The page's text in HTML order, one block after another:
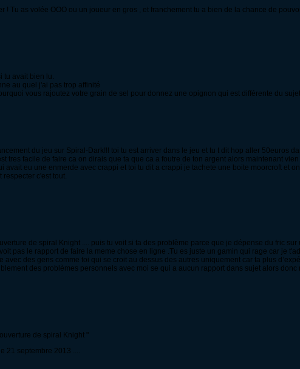
! Tu as volée OOO ou un joueur en gros , et franchement tu a bien de la chance de
tu avait bien lu.
au quel j'ai pas trop affinité
vous rajoutez votre grain de sel pour donnez une opignon qui est différente du
du jeu sur Spiral-Dark!!! toi tu est arriver dans le jeu et tu t dit hop aller 50euros
tres facile de faire ca on dirais que ta que ca a foutre de ton argent alors maintenant
avait eu une enmerde avec crappi et toi tu dit a crappi je tachete une boite moorcroft et
c'est tout.
de spiral Knight .... puis tu voit si ta des problème parce que je dépense du fric
pas le rapport de faire la meme chose en ligne .Tu es juste un gamin qui rage car je
avec des gens comme toi qui se croit au dessus des autres uniquement car ta plus
des problèmes personnels avec moi se qui a aucun rapport dans sujet alors donc
de spiral Knight "
21 septembre 2013 ....